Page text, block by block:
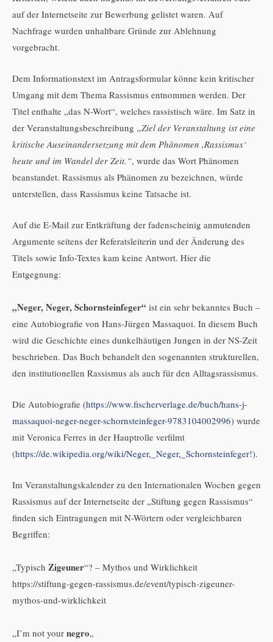
auf der Internetseite zur Bewerbung gelistet waren. Auf
Nachfrage wurden unhaltbare Gründe zur Ablehnung
vorgebracht.
Dem Informationstext im Antragsformular könne kein kritischer
Umgang mit dem Thema Rassismus entnommen werden. Der
Titel enthalte „das N-Wort“, welches rassistisch wäre. Im Satz in
der Veranstaltungsbeschreibung „Ziel der Veranstaltung ist eine
kritische Auseinandersetzung mit dem Phänomen ,Rassismus‘
heute und im Wandel der Zeit.“, wurde das Wort Phänomen
beanstandet. Rassismus als Phänomen zu bezeichnen, würde
unterstellen, dass Rassismus keine Tatsache ist.
Auf die E-Mail zur Entkräftung der fadenscheinig anmutenden
Argumente seitens der Referatsleiterin und der Änderung des
Titels sowie Info-Textes kam keine Antwort. Hier die
Entgegnung:
„Neger, Neger, Schornsteinfeger“ ist ein sehr bekanntes Buch –
eine Autobiografie von Hans-Jürgen Massaquoi. In diesem Buch
wird die Geschichte eines dunkelhäutigen Jungen in der NS-Zeit
beschrieben. Das Buch behandelt den sogenannten strukturellen,
den institutionellen Rassismus als auch für den Alltagsrassismus.
Die Autobiografie (https://www.fischerverlage.de/buch/hans-j-
massaquoi-neger-neger-schornsteinfeger-9783104002996) wurde
mit Veronica Ferres in der Hauptrolle verfilmt
(https://de.wikipedia.org/wiki/Neger,_Neger,_Schornsteinfeger!).
Im Veranstaltungskalender zu den Internationalen Wochen gegen
Rassismus auf der Internetseite der „Stiftung gegen Rassismus“
finden sich Eintragungen mit N-Wörtern oder vergleichbaren
Begriffen:
„Typisch Zigeuner“? – Mythos und Wirklichkeit
https://stiftung-gegen-rassismus.de/event/typisch-zigeuner-
mythos-und-wirklichkeit
„I’m not your negro„